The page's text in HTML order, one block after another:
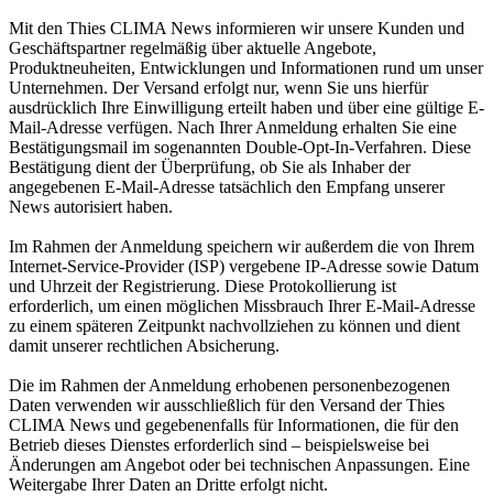
Mit den Thies CLIMA News informieren wir unsere Kunden und
Geschäftspartner regelmäßig über aktuelle Angebote,
Produktneuheiten, Entwicklungen und Informationen rund um unser
Unternehmen. Der Versand erfolgt nur, wenn Sie uns hierfür
ausdrücklich Ihre Einwilligung erteilt haben und über eine gültige E-
Mail-Adresse verfügen. Nach Ihrer Anmeldung erhalten Sie eine
Bestätigungsmail im sogenannten Double-Opt-In-Verfahren. Diese
Bestätigung dient der Überprüfung, ob Sie als Inhaber der
angegebenen E-Mail-Adresse tatsächlich den Empfang unserer
News autorisiert haben.
Im Rahmen der Anmeldung speichern wir außerdem die von Ihrem
Internet-Service-Provider (ISP) vergebene IP-Adresse sowie Datum
und Uhrzeit der Registrierung. Diese Protokollierung ist
erforderlich, um einen möglichen Missbrauch Ihrer E-Mail-Adresse
zu einem späteren Zeitpunkt nachvollziehen zu können und dient
damit unserer rechtlichen Absicherung.
Die im Rahmen der Anmeldung erhobenen personenbezogenen
Daten verwenden wir ausschließlich für den Versand der Thies
CLIMA News und gegebenenfalls für Informationen, die für den
Betrieb dieses Dienstes erforderlich sind – beispielsweise bei
Änderungen am Angebot oder bei technischen Anpassungen. Eine
Weitergabe Ihrer Daten an Dritte erfolgt nicht.